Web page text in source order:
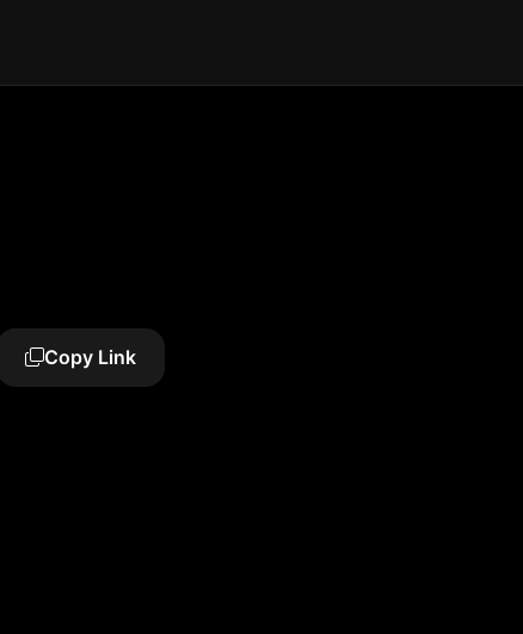
Copy Link